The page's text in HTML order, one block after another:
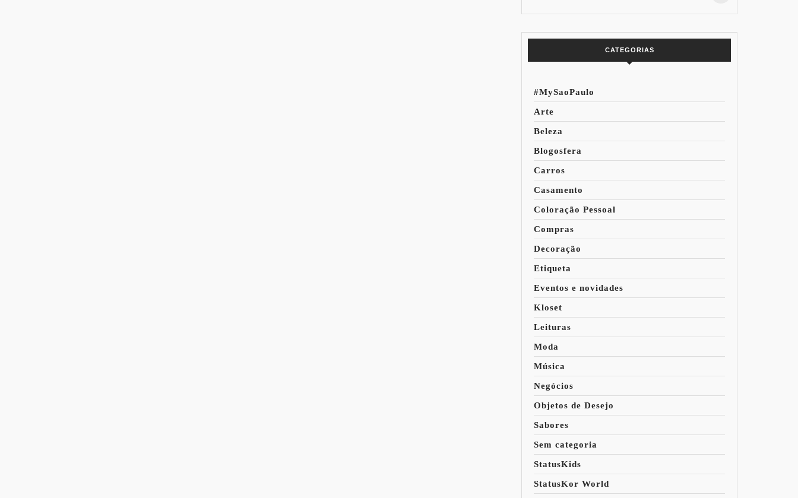
CATEGORIAS
#MySaoPaulo
Arte
Beleza
Blogosfera
Carros
Casamento
Coloração Pessoal
Compras
Decoração
Etiqueta
Eventos e novidades
Kloset
Leituras
Moda
Música
Negócios
Objetos de Desejo
Sabores
Sem categoria
StatusKids
StatusKor World